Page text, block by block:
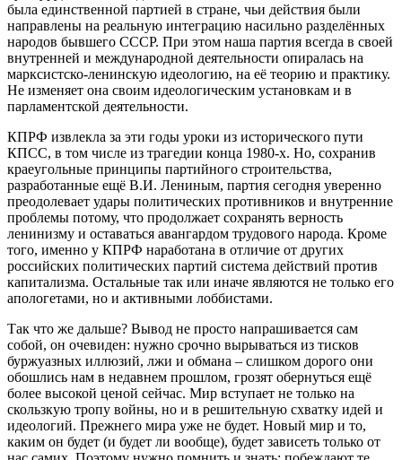
была единственной партией в стране, чьи действия были
направлены на реальную интеграцию насильно разделённых
народов бывшего СССР. При этом наша партия всегда в своей
внутренней и международной деятельности опиралась на
марксистско-ленинскую идеологию, на её теорию и практику.
Не изменяет она своим идеологическим установкам и в
парламентской деятельности.
КПРФ извлекла за эти годы уроки из исторического пути
КПСС, в том числе из трагедии конца 1980-х. Но, сохранив
краеугольные принципы партийного строительства,
разработанные ещё В.И. Лениным, партия сегодня уверенно
преодолевает удары политических противников и внутренние
проблемы потому, что продолжает сохранять верность
ленинизму и оставаться авангардом трудового народа. Кроме
того, именно у КПРФ наработана в отличие от других
российских политических партий система действий против
капитализма. Остальные так или иначе являются не только его
апологетами, но и активными лоббистами.
Так что же дальше? Вывод не просто напрашивается сам
собой, он очевиден: нужно срочно вырываться из тисков
буржуазных иллюзий, лжи и обмана – слишком дорого они
обошлись нам в недавнем прошлом, грозят обернуться ещё
более высокой ценой сейчас. Мир вступает не только на
скользкую тропу войны, но и в решительную схватку идей и
идеологий. Прежнего мира уже не будет. Новый мир и то,
каким он будет (и будет ли вообще), будет зависеть только от